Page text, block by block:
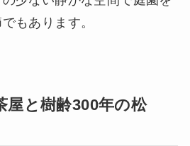
もあります。
屋と樹齢300年の松